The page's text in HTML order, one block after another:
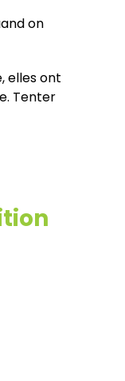
on
elles ont
Tenter